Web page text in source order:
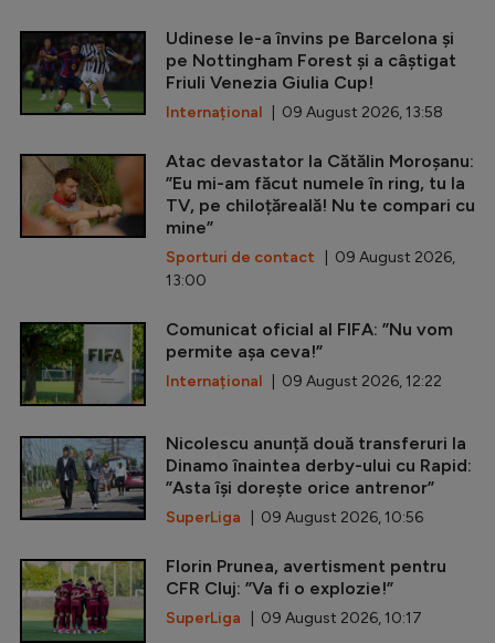
Udinese le-a învins pe Barcelona și
pe Nottingham Forest și a câștigat
Friuli Venezia Giulia Cup!
Internațional | 09 August 2026, 13:58
Atac devastator la Cătălin Moroșanu:
”Eu mi-am făcut numele în ring, tu la
TV, pe chiloțăreală! Nu te compari cu
mine”
Sporturi de contact | 09 August 2026,
13:00
Comunicat oficial al FIFA: ”Nu vom
permite așa ceva!”
Internațional | 09 August 2026, 12:22
Nicolescu anunță două transferuri la
Dinamo înaintea derby-ului cu Rapid:
”Asta își dorește orice antrenor”
SuperLiga | 09 August 2026, 10:56
Florin Prunea, avertisment pentru
CFR Cluj: ”Va fi o explozie!”
SuperLiga | 09 August 2026, 10:17